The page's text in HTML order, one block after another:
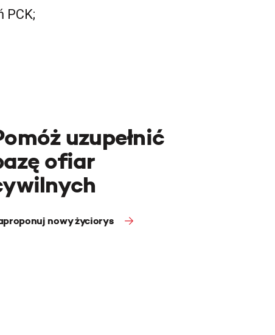
uzupełnić
ofiar
nowy życiorys